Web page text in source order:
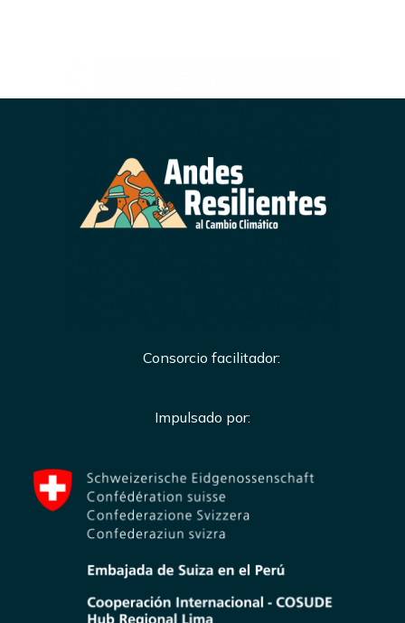
Consorcio facilitador:
Impulsado por: